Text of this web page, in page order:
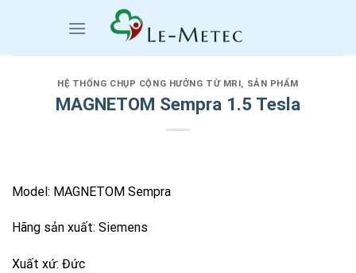
HỆ THỐNG CHỤP CỘNG HƯỞNG TỪ MRI, SẢN PHẨM
MAGNETOM Sempra 1.5 Tesla
Model: MAGNETOM Sempra
Hãng sản xuất: Siemens
Xuất xứ: Đức